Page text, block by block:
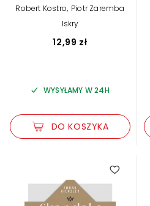
Zarembą
Robert Kostro, Piotr Zaremba
Iskry
12,99 zł
WYSYŁAMY W 24H
DO KOSZYKA